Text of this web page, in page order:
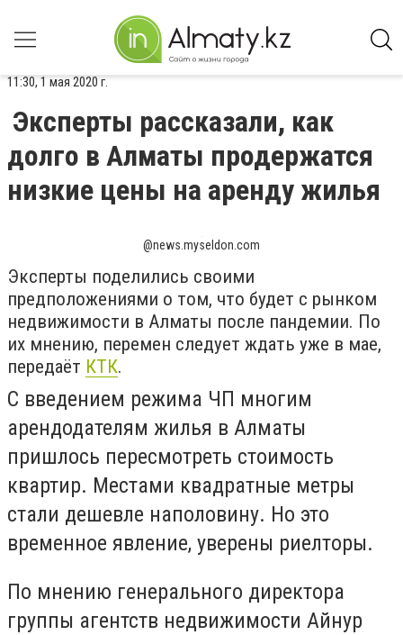
11:30, 1 мая 2020 г.
Эксперты рассказали, как
долго в Алматы продержатся
низкие цены на аренду жилья
@news.myseldon.com
Эксперты поделились своими
предположениями о том, что будет с рынком
недвижимости в Алматы после пандемии. По
их мнению, перемен следует ждать уже в мае,
передаёт КТК.
С введением режима ЧП многим
арендодателям жилья в Алматы
пришлось пересмотреть стоимость
квартир. Местами квадратные метры
стали дешевле наполовину. Но это
временное явление, уверены риелторы.
По мнению генерального директора
группы агентств недвижимости Айнур